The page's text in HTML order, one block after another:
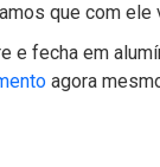
que com
e fecha em
agora